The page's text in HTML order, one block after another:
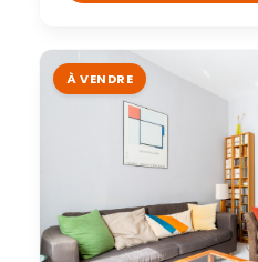
À VENDRE